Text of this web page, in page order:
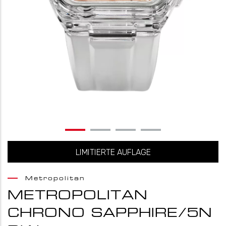
LIMITIERTE AUFLAGE
Metropolitan
METROPOLITAN
CHRONO SAPPHIRE/5N